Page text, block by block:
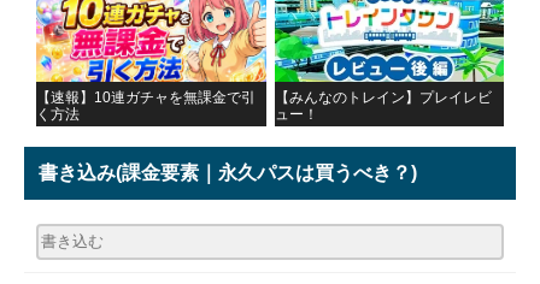
【速報】10連ガチャを無課金で引
く方法
【みんなのトレイン】プレイレビ
ュー！
書き込み(課金要素｜永久パスは買うべき？)